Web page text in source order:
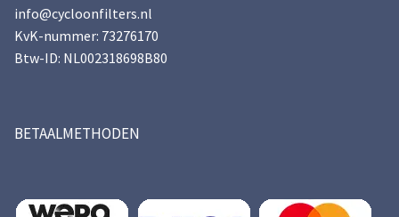
info@cycloonfilters.nl
KvK-nummer: 73276170
Btw-ID: NL002318698B80
BETAALMETHODEN